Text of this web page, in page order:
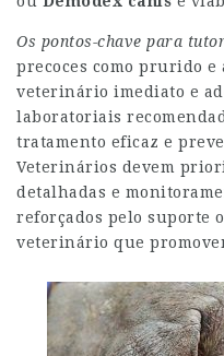
Os pontos-chave para
precoces como prurido
veterinário imediato e
laboratoriais
tratamento eficaz e
Veterinários devem
detalhadas e
reforçados pelo suporte
veterinário que